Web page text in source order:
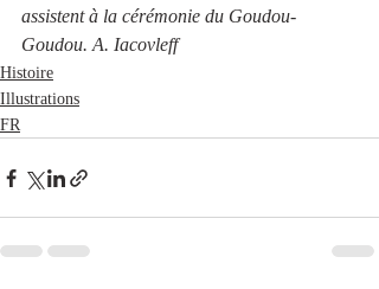
assistent à la cérémonie du Goudou-
Goudou. A. Iacovleff
Histoire
Illustrations
FR